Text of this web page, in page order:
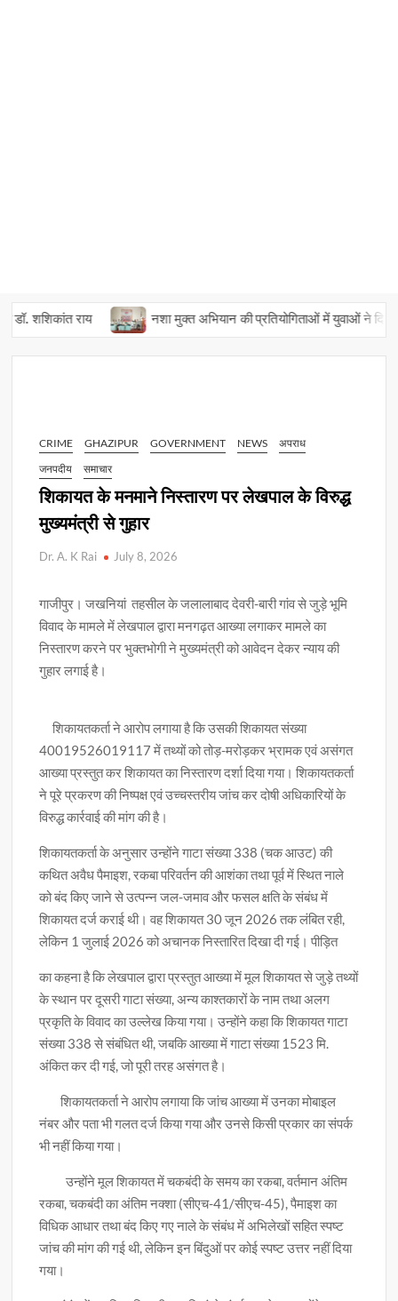
शशिकांत राय नशा मुक्त अभियान की प्रतियोगिताओं में युवाओं ने दिखाई
CRIME GHAZIPUR GOVERNMENT NEWS
अपराध
जनपदीय
समाचार
शिकायत के मनमाने निस्तारण पर लेखपाल के विरुद्ध
मुख्यमंत्री से गुहार
Dr. A. K Rai July 8, 2026
गाजीपुर। जखनियां तहसील के जलालाबाद देवरी-बारी गांव से जुड़े भूमि
विवाद के मामले में लेखपाल द्वारा मनगढ़त आख्या लगाकर मामले का
निस्तारण करने पर भुक्तभोगी ने मुख्यमंत्री को आवेदन देकर न्याय की
गुहार लगाई है।
शिकायतकर्ता ने आरोप लगाया है कि उसकी शिकायत संख्या
40019526019117 में तथ्यों को तोड़-मरोड़कर भ्रामक एवं असंगत
आख्या प्रस्तुत कर शिकायत का निस्तारण दर्शा दिया गया। शिकायतकर्ता
ने पूरे प्रकरण की निष्पक्ष एवं उच्चस्तरीय जांच कर दोषी अधिकारियों के
विरुद्ध कार्रवाई की मांग की है।
शिकायतकर्ता के अनुसार उन्होंने गाटा संख्या 338 (चक आउट) की
कथित अवैध पैमाइश, रकबा परिवर्तन की आशंका तथा पूर्व में स्थित नाले
को बंद किए जाने से उत्पन्न जल-जमाव और फसल क्षति के संबंध में
शिकायत दर्ज कराई थी। वह शिकायत 30 जून 2026 तक लंबित रही,
लेकिन 1 जुलाई 2026 को अचानक निस्तारित दिखा दी गई। पीड़ित
का कहना है कि लेखपाल द्वारा प्रस्तुत आख्या में मूल शिकायत से जुड़े तथ्यों
के स्थान पर दूसरी गाटा संख्या, अन्य काश्तकारों के नाम तथा अलग
प्रकृति के विवाद का उल्लेख किया गया। उन्होंने कहा कि शिकायत गाटा
संख्या 338 से संबंधित थी, जबकि आख्या में गाटा संख्या 1523 मि.
अंकित कर दी गई, जो पूरी तरह असंगत है।
शिकायतकर्ता ने आरोप लगाया कि जांच आख्या में उनका मोबाइल
नंबर और पता भी गलत दर्ज किया गया और उनसे किसी प्रकार का संपर्क
भी नहीं किया गया।
उन्होंने मूल शिकायत में चकबंदी के समय का रकबा, वर्तमान अंतिम
रकबा, चकबंदी का अंतिम नक्शा (सीएच-41/सीएच-45), पैमाइश का
विधिक आधार तथा बंद किए गए नाले के संबंध में अभिलेखों सहित स्पष्ट
जांच की मांग की गई थी, लेकिन इन बिंदुओं पर कोई स्पष्ट उत्तर नहीं दिया
गया।